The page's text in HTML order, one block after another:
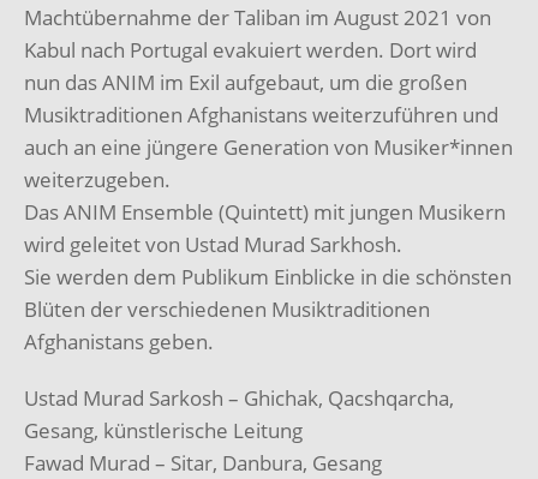
Machtübernahme der Taliban im August 2021 von
Kabul nach Portugal evakuiert werden. Dort wird
nun das ANIM im Exil aufgebaut, um die großen
Musiktraditionen Afghanistans weiterzuführen und
auch an eine jüngere Generation von Musiker*innen
weiterzugeben.
Das ANIM Ensemble (Quintett) mit jungen Musikern
wird geleitet von Ustad Murad Sarkhosh.
Sie werden dem Publikum Einblicke in die schönsten
Blüten der verschiedenen Musiktraditionen
Afghanistans geben.
Ustad Murad Sarkosh – Ghichak, Qacshqarcha,
Gesang, künstlerische Leitung
Fawad Murad – Sitar, Danbura, Gesang